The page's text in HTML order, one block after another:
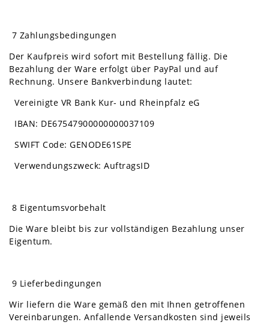
7 Zahlungsbedingungen
Der Kaufpreis wird sofort mit Bestellung fällig. Die
Bezahlung der Ware erfolgt über PayPal und auf
Rechnung. Unsere Bankverbindung lautet:
Vereinigte VR Bank Kur- und Rheinpfalz eG
IBAN: DE67547900000000037109
SWIFT Code: GENODE61SPE
Verwendungszweck: AuftragsID
8 Eigentumsvorbehalt
Die Ware bleibt bis zur vollständigen Bezahlung unser
Eigentum.
9 Lieferbedingungen
Wir liefern die Ware gemäß den mit Ihnen getroffenen
Vereinbarungen. Anfallende Versandkosten sind jeweils